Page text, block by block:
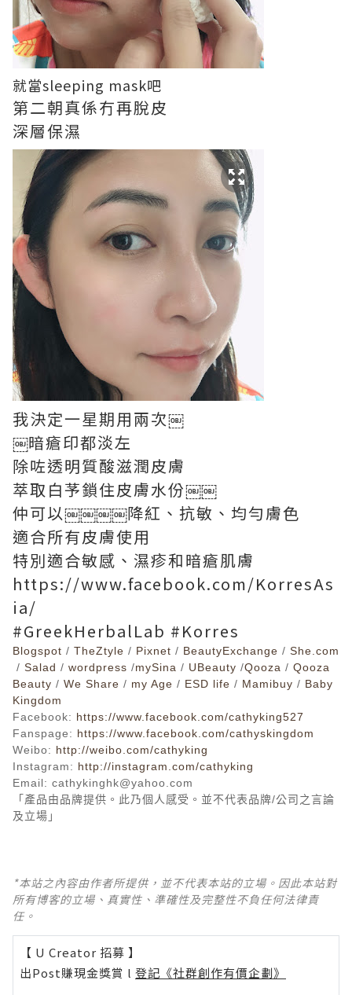
就當sleeping mask吧
第二朝真係冇再脫皮
深層保濕
我決定一星期用兩次￼
￼暗瘡印都淡左
除咗透明質酸滋潤皮膚
萃取白芧鎖住皮膚水份￼￼
仲可以￼￼￼￼降紅、抗敏、均勻膚色
適合所有皮膚使用
特別適合敏感、濕疹和暗瘡肌膚
https://www.facebook.com/KorresAs
ia/
#GreekHerbalLab #Korres
Blogspot / TheZtyle / Pixnet / BeautyExchange / She.com
/ Salad / wordpress /mySina / UBeauty /Qooza / Qooza
Beauty / We Share / my Age / ESD life / Mamibuy / Baby
Kingdom
Facebook: https://www.facebook.com/cathyking527
Fanspage: https://www.facebook.com/cathyskingdom
Weibo: http://weibo.com/cathyking
Instagram: http://instagram.com/cathyking
Email: cathykinghk@yahoo.com
「 產品由品牌提供 。 此乃個人感受 。 並不代表品牌/公司之言論
及立場 」
*本站之內容由作者所提供，並不代表本站的立場。因此本站對
所有博客的立場、真實性、準確性及完整性不負任何法律責
任。
【 U Creator 招募 】
出Post賺現金獎賞 l 登記《社群創作有價企劃》